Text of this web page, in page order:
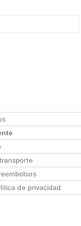
de privacidad